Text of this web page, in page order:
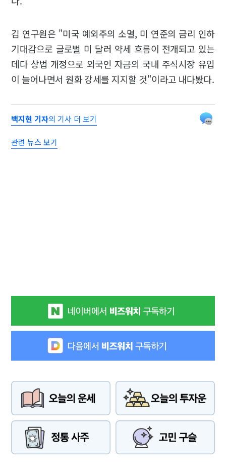
김 연구원은 "미국 예외주의 소멸, 미 연준의 금리 인하
기대감으로 글로벌 미 달러 약세 흐름이 전개되고 있는
데다 상법 개정으로 외국인 자금의 국내 주식시장 유입
이 늘어나면서 원화 강세를 지지할 것"이라고 내다봤다.
백지현 기자의 기사 더 보기
관련 뉴스 보기